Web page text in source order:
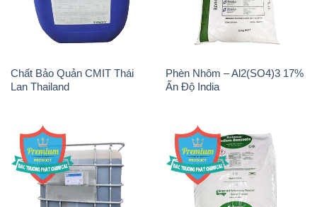
Chất Bảo Quản CMIT Thái
Lan Thailand
Phèn Nhôm – Al2(SO4)3 17%
Ấn Độ India